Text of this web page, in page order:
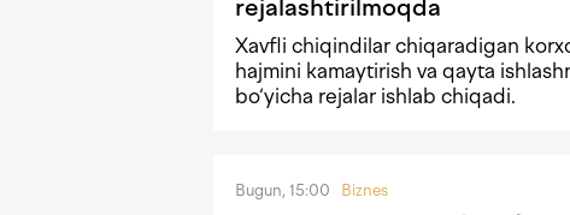
rejalashtirilmoqda
Xavfli chiqindilar chiqaradigan
hajmini kamaytirish va qayta
bo‘yicha rejalar ishlab chiqadi.
Bugun, 15:00 Biznes